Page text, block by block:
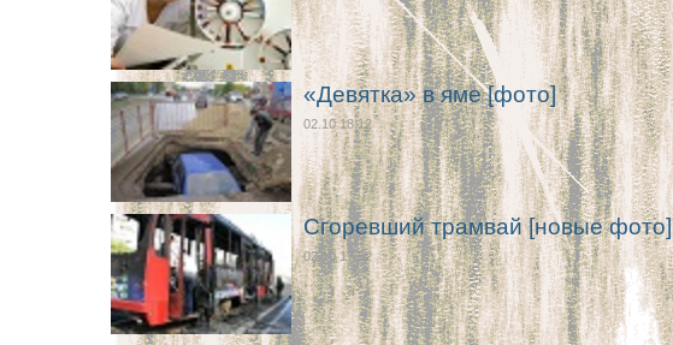
«Девятка» в яме [фото]
02.10 18:12
Сгоревший трамвай [новые фото]
02.10 17:52